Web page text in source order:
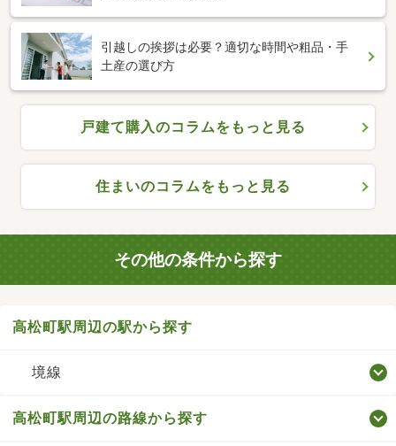
引越しの挨拶は必要？適切な時間や粗品・手
土産の選び方
戸建て購入のコラムをもっと見る
住まいのコラムをもっと見る
その他の条件から探す
高松町駅周辺の駅から探す
境線
高松町駅周辺の路線から探す